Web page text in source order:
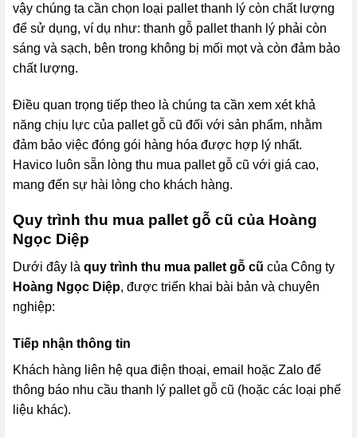
vậy chúng ta cần chọn loại pallet thanh lý còn chất lượng
để sử dụng, ví dụ như: thanh gỗ pallet thanh lý phải còn
sáng và sạch, bên trong không bị mối mọt và còn đảm bảo
chất lượng.
Điều quan trọng tiếp theo là chúng ta cần xem xét khả
năng chịu lực của pallet gỗ cũ đối với sản phẩm, nhằm
đảm bảo việc đóng gói hàng hóa được hợp lý nhất.
Havico luôn sẵn lòng thu mua pallet gỗ cũ với giá cao,
mang đến sự hài lòng cho khách hàng.
Quy trình thu mua pallet gỗ cũ của Hoàng
Ngọc Diệp
Dưới đây là quy trình thu mua pallet gỗ cũ của Công ty
Hoàng Ngọc Diệp, được triển khai bài bản và chuyên
nghiệp:
Tiếp nhận thông tin
Khách hàng liên hệ qua điện thoại, email hoặc Zalo để
thông báo nhu cầu thanh lý pallet gỗ cũ (hoặc các loại phế
liệu khác).